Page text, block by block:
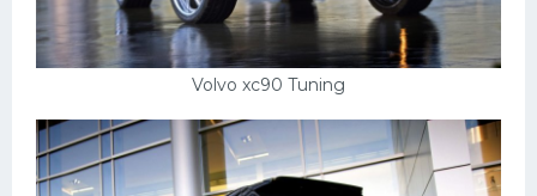
Volvo xc90 Tuning